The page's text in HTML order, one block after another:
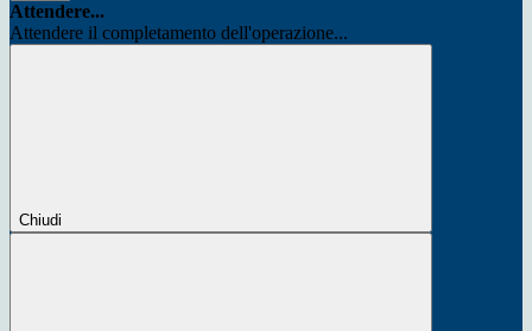
Attendere...
Attendere il completamento dell'operazione...
Chiudi